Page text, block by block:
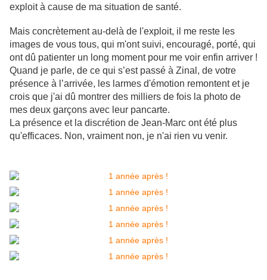
exploit à cause de ma situation de santé.
Mais concrètement au-delà de l'exploit, il me reste les
images de vous tous, qui m'ont suivi, encouragé, porté, qui
ont dû patienter un long moment pour me voir enfin arriver !
Quand je parle, de ce qui s’est passé à Zinal, de votre
présence à l’arrivée, les larmes d'émotion remontent et je
crois que j'ai dû montrer des milliers de fois la photo de
mes deux garçons avec leur pancarte.
La présence et la discrétion de Jean-Marc ont été plus
qu'efficaces. Non, vraiment non, je n'ai rien vu venir.